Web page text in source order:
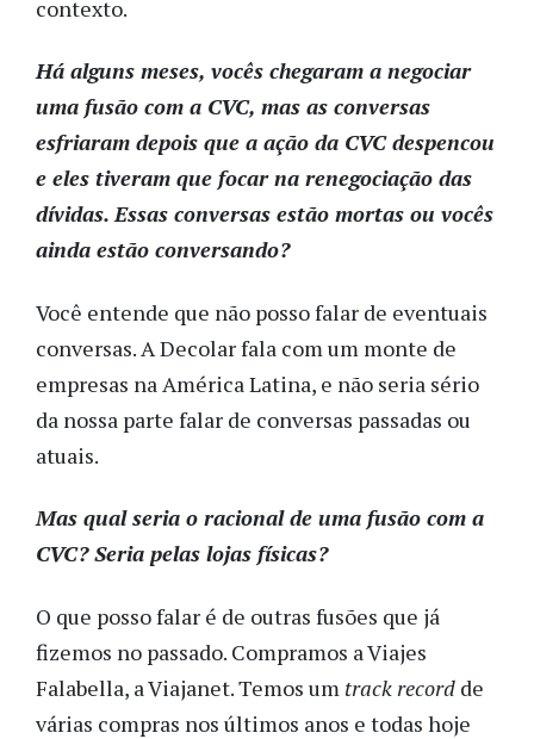
contexto.
Há alguns meses, vocês chegaram a negociar
uma fusão com a CVC, mas as conversas
esfriaram depois que a ação da CVC despencou
e eles tiveram que focar na renegociação das
dívidas. Essas conversas estão mortas ou vocês
ainda estão conversando?
Você entende que não posso falar de eventuais
conversas. A Decolar fala com um monte de
empresas na América Latina, e não seria sério
da nossa parte falar de conversas passadas ou
atuais.
Mas qual seria o racional de uma fusão com a
CVC? Seria pelas lojas físicas?
O que posso falar é de outras fusões que já
fizemos no passado. Compramos a Viajes
Falabella, a Viajanet. Temos um track record de
várias compras nos últimos anos e todas hoje